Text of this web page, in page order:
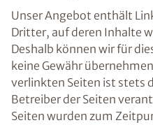
Unser Angebot enthält
Dritter, auf deren Inhalte
Deshalb können wir für
keine Gewähr
verlinkten Seiten ist stets
Betreiber der Seiten
Seiten wurden zum